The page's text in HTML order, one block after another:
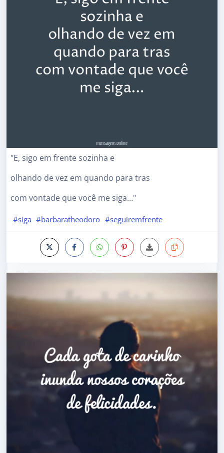
"E, sigo em frente sozinha e
olhando de vez em quando para tras
com vontade que você me siga…"
#siga #barbaratheodoro #seguiremfrente